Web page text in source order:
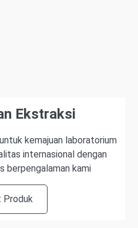
Ekstraksi
kemajuan laboratorium
internasional dengan
berpengalaman kami
Produk